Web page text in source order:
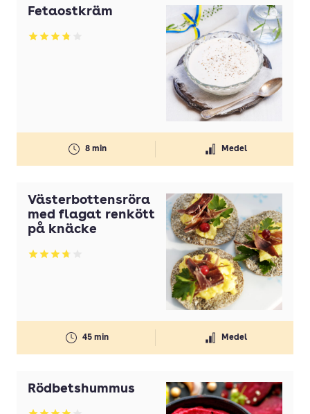
Fetaostkräm
Betyg: 3.8 av 5
8 min Medel
Västerbottensröra
med flagat renkött
på knäcke
Betyg: 3.71 av 5
45 min Medel
Rödbetshummus